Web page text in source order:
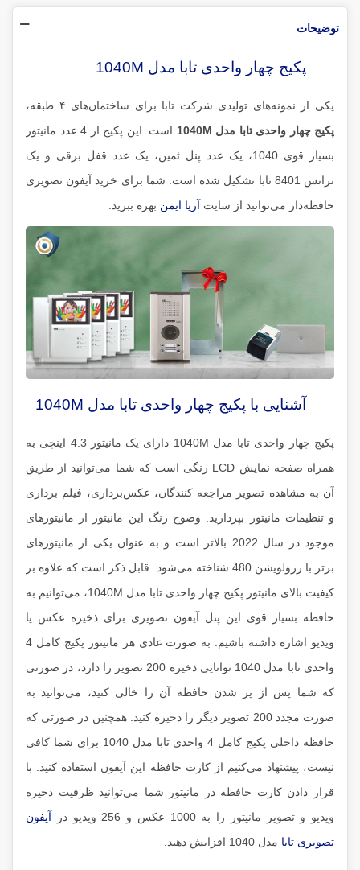
توضیحات
پکیج چهار واحدی تابا مدل 1040M
یکی از نمونه‌های تولیدی شرکت تابا برای ساختمان‌های ۴ طبقه،
پکیج چهار واحدی تابا مدل 1040M
است. این پکیج از 4 عدد مانیتور
بسیار قوی 1040، یک عدد پنل ثمین، یک عدد قفل برقی و یک
ترانس 8401 تابا تشکیل شده است. شما برای خرید آیفون تصویری
حافظه‌دار می‌توانید از سایت آریا ایمن بهره ببرید.
آشنایی با پکیج چهار واحدی تابا مدل 1040M
پکیج چهار واحدی تابا مدل 1040M دارای یک مانیتور 4.3 اینچی به
همراه صفحه نمایش LCD رنگی است که شما می‌توانید از طریق
آن به مشاهده تصویر مراجعه کنندگان، عکس‌برداری، فیلم برداری
و تنظیمات مانیتور بپردازید. وضوح رنگ این مانیتور از مانیتورهای
موجود در سال 2022 بالاتر است و به عنوان یکی از مانیتورهای
برتر با رزولویشن 480 شناخته می‌شود. قابل ذکر است که علاوه بر
کیفیت بالای مانیتور پکیج چهار واحدی تابا مدل 1040M، می‌توانیم به
حافظه بسیار قوی این پنل آیفون تصویری برای ذخیره عکس یا
ویدیو اشاره داشته باشیم. به صورت عادی هر مانیتور پکیج کامل 4
واحدی تابا مدل 1040 توانایی ذخیره 200 تصویر را دارد، در صورتی
که شما پس از پر شدن حافظه آن را خالی کنید، می‌توانید به
صورت مجدد 200 تصویر دیگر را ذخیره کنید. همچنین در صورتی که
حافظه داخلی پکیج کامل 4 واحدی تابا مدل 1040 برای شما کافی
نیست، پیشنهاد می‌کنیم از کارت حافظه این آیفون استفاده کنید. با
قرار دادن کارت حافظه در مانیتور شما می‌توانید ظرفیت ذخیره
ویدیو و تصویر مانیتور را به 1000 عکس و 256 ویدیو در
آیفون
تصویری تابا مدل 1040 افزایش دهید.